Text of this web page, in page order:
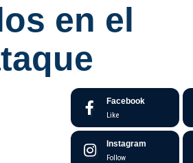
en el
Facebook
Like
Instagram
Follow